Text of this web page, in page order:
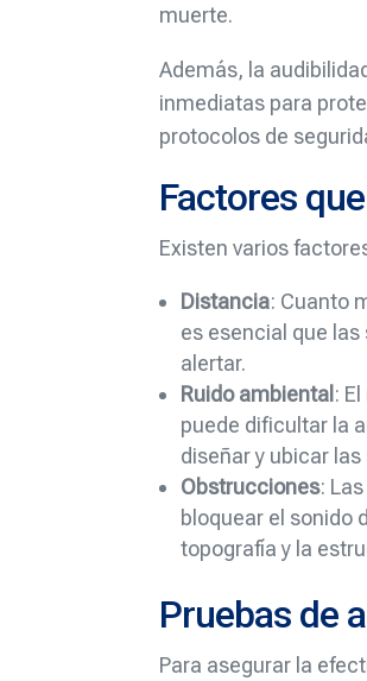
muerte.
Además, la
inmediatas para
protocolos de
Factores
Existen varios
Distancia: Cuanto
es esencial que
alertar.
Ruido ambiental:
puede dificultar la
diseñar y ubicar
Obstrucciones:
bloquear el sonido
topografía y la
Pruebas de
Para asegurar la